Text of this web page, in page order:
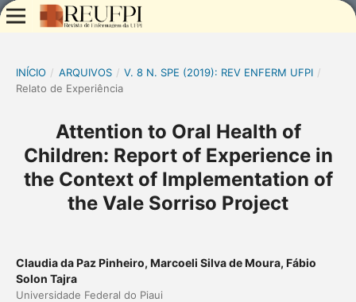
INÍCIO / ARQUIVOS / V. 8 N. SPE (2019): REV ENFERM UFPI /
Relato de Experiência
Attention to Oral Health of
Children: Report of Experience in
the Context of Implementation of
the Vale Sorriso Project
Claudia da Paz Pinheiro, Marcoeli Silva de Moura, Fábio
Solon Tajra
Universidade Federal do Piaui